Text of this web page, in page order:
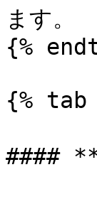
ます。
{%
{%
#### **